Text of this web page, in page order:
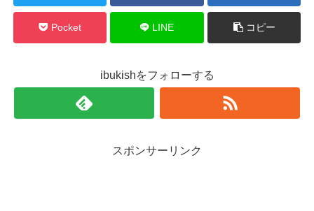
Pocket LINE コピー
ibukishをフォローする
スポンサーリンク